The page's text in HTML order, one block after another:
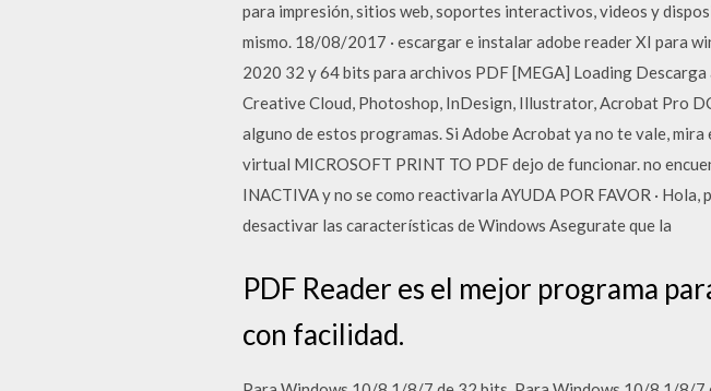
para impresión, sitios web, soportes interactivos, videos y
mismo. 18/08/2017 · escargar e instalar adobe reader XI para
2020 32 y 64 bits para archivos PDF [MEGA] Loading
Creative Cloud, Photoshop, InDesign, Illustrator, Acrobat Pro
alguno de estos programas. Si Adobe Acrobat ya no te vale,
virtual MICROSOFT PRINT TO PDF dejo de funcionar. no
INACTIVA y no se como reactivarla AYUDA POR FAVOR ·
desactivar las características de Windows Asegurate que la
PDF Reader es el mejor programa
con facilidad.